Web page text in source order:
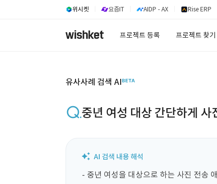
위시켓 요즘IT AIDP - AX Rise ERP
프로젝트 등록 프로젝트 찾기
유사사례 검색 AI
중년 여성 대상 간단하게
- 중년 여성을 대상으로 하는 사진 전송